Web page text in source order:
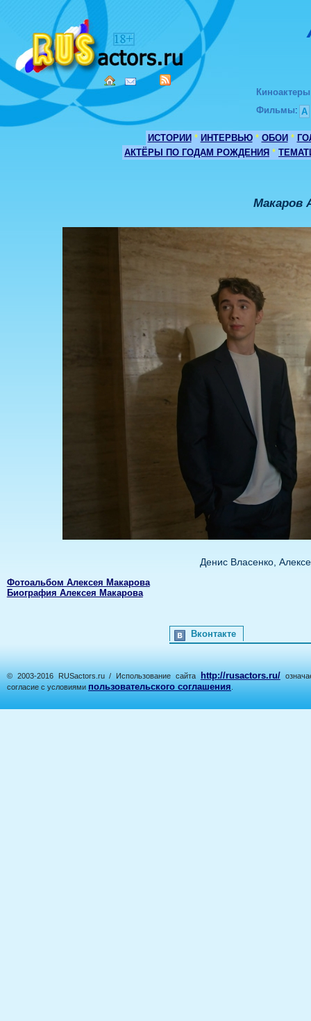
Киноактеры
Фильмы: А
ИСТОРИИ * ИНТЕРВЬЮ * ОБОИ *
АКТЁРЫ ПО ГОДАМ РОЖДЕНИЯ *
Макаров
Денис Власенко,
Фотоальбом Алексея Макарова
Биография Алексея Макарова
Вконтакте
© 2003-2016 RUSactors.ru / Использование сайта http://rusactors.ru/
согласие с условиями пользовательского соглашения